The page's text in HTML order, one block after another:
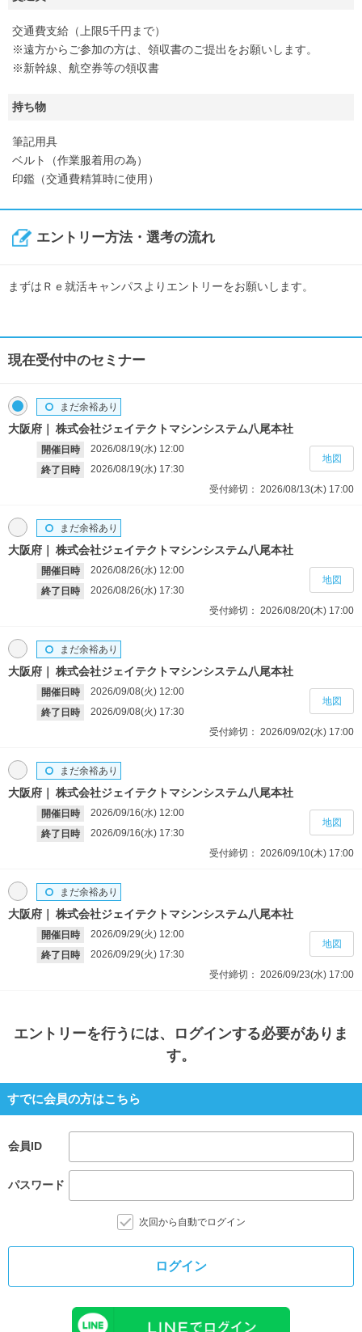
交通費支給（上限5千円まで）
※遠方からご参加の方は、領収書のご提出をお願いします。
※新幹線、航空券等の領収書
持ち物
筆記用具
ベルト（作業服着用の為）
印鑑（交通費精算時に使用）
エントリー方法・選考の流れ
まずはＲｅ就活キャンパスよりエントリーをお願いします。
現在受付中のセミナー
大阪府 株式会社ジェイテクトマシンシステム八尾本社
開催日時 2026/08/19(水) 12:00
終了日時
2026/08/19(水) 17:30
まだ余裕あり
受付締切： 2026/08/13(木) 17:00
地図
大阪府 株式会社ジェイテクトマシンシステム八尾本社
開催日時 2026/08/26(水) 12:00
終了日時
2026/08/26(水) 17:30
まだ余裕あり
受付締切： 2026/08/20(木) 17:00
地図
大阪府 株式会社ジェイテクトマシンシステム八尾本社
開催日時 2026/09/08(火) 12:00
終了日時
2026/09/08(火) 17:30
まだ余裕あり
受付締切： 2026/09/02(水) 17:00
地図
大阪府 株式会社ジェイテクトマシンシステム八尾本社
開催日時 2026/09/16(水) 12:00
終了日時
2026/09/16(水) 17:30
まだ余裕あり
受付締切： 2026/09/10(木) 17:00
地図
大阪府 株式会社ジェイテクトマシンシステム八尾本社
開催日時 2026/09/29(火) 12:00
終了日時
2026/09/29(火) 17:30
まだ余裕あり
受付締切： 2026/09/23(水) 17:00
地図
エントリーを行うには、ログインする必要がありま
す。
すでに会員の方はこちら
会員ID
パスワード
次回から自動でログイン
ログイン